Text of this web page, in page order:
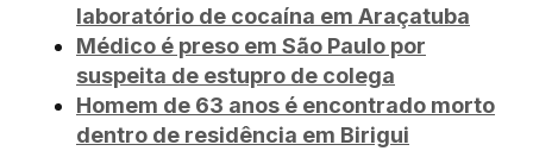
laboratório de cocaína em Araçatuba
Médico é preso em São Paulo por
suspeita de estupro de colega
Homem de 63 anos é encontrado morto
dentro de residência em Birigui